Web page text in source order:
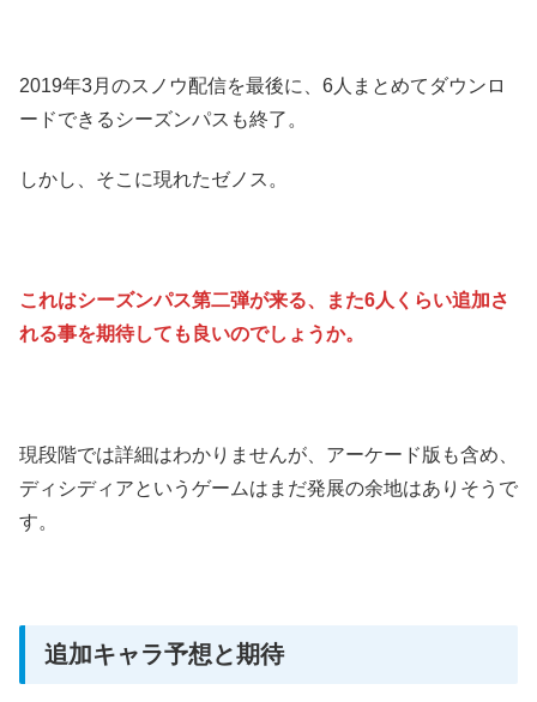
2019年3月のスノウ配信を最後に、6人まとめてダウンロ
ードできるシーズンパスも終了。
しかし、そこに現れたゼノス。
これはシーズンパス第二弾が来る、また6人くらい追加さ
れる事を期待しても良いのでしょうか。
現段階では詳細はわかりませんが、アーケード版も含め、
ディシディアというゲームはまだ発展の余地はありそうで
す。
追加キャラ予想と期待